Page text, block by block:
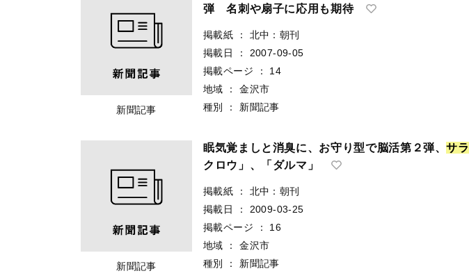
新聞記事
弾 名刺や扇子に応用も期待
掲載紙 ：
北中：朝刊
掲載日
：
2007-09-05
掲載ページ
：
14
地域
：
金沢市
種別
： 新聞記事
新聞記事
眠気覚ましと消臭に、お守り型で脳活第２弾、サラ
クロウ」、「ダルマ」
掲載紙 ：
北中：朝刊
掲載日
：
2009-03-25
掲載ページ
：
16
地域
：
金沢市
種別
： 新聞記事